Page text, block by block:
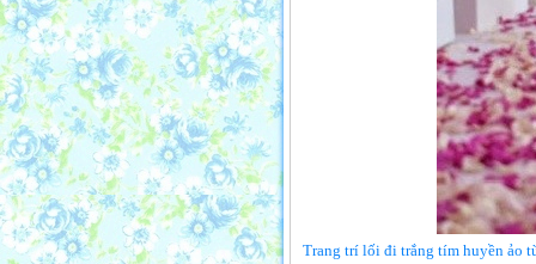
Trang trí lối đi trắng tím huyền ảo